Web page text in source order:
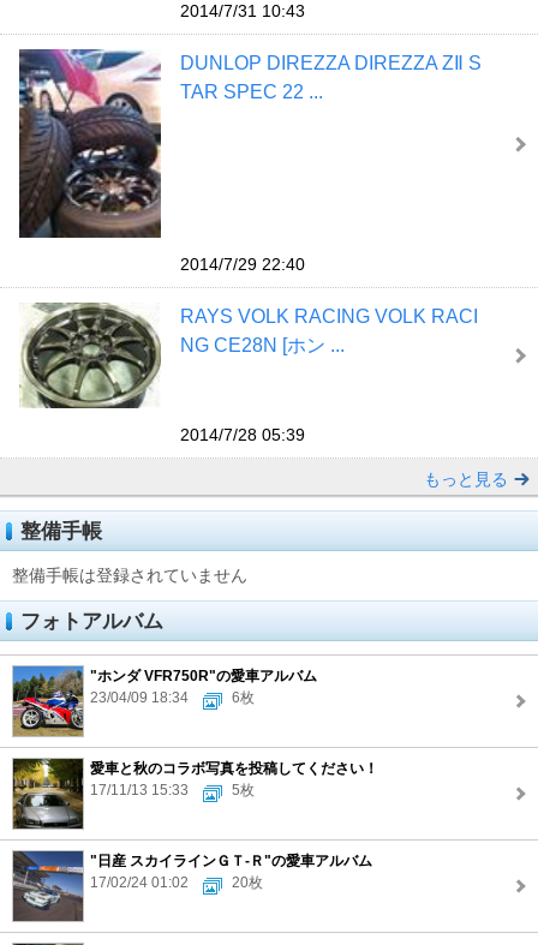
2014/7/31 10:43
DUNLOP DIREZZA DIREZZA ZⅡ S
TAR SPEC 22 ...
2014/7/29 22:40
RAYS VOLK RACING VOLK RACI
NG CE28N [ホン ...
2014/7/28 05:39
もっと見る
整備手帳
整備手帳は登録されていません
フォトアルバム
"ホンダ VFR750R"の愛車アルバム
23/04/09 18:34
6枚
愛車と秋のコラボ写真を投稿してください！
17/11/13 15:33
5枚
"日産 スカイラインＧＴ‐Ｒ"の愛車アルバム
17/02/24 01:02
20枚